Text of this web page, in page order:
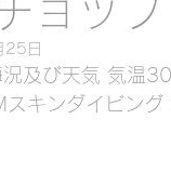
行くシュノーケ
ョップ
25日
況及び天気 気
スキンダイビン